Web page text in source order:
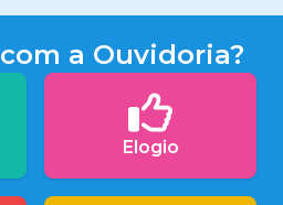
a Ouvidoria?
Elogio